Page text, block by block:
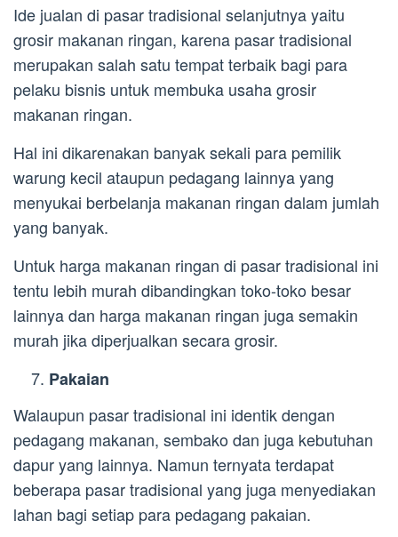
Ide jualan di pasar tradisional selanjutnya yaitu
grosir makanan ringan, karena pasar tradisional
merupakan salah satu tempat terbaik bagi para
pelaku bisnis untuk membuka usaha grosir
makanan ringan.
Hal ini dikarenakan banyak sekali para pemilik
warung kecil ataupun pedagang lainnya yang
menyukai berbelanja makanan ringan dalam jumlah
yang banyak.
Untuk harga makanan ringan di pasar tradisional ini
tentu lebih murah dibandingkan toko-toko besar
lainnya dan harga makanan ringan juga semakin
murah jika diperjualkan secara grosir.
Pakaian
Walaupun pasar tradisional ini identik dengan
pedagang makanan, sembako dan juga kebutuhan
dapur yang lainnya. Namun ternyata terdapat
beberapa pasar tradisional yang juga menyediakan
lahan bagi setiap para pedagang pakaian.